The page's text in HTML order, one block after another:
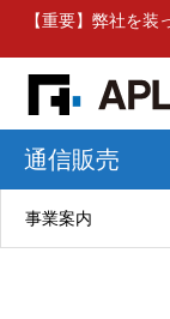
【重要】弊社を
通信販売
事業案内